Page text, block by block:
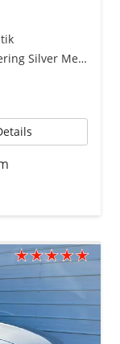
Shimmering Silver Metallic